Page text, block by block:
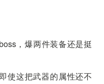
，爆两件装备还是挺
使这把武器的属性还不